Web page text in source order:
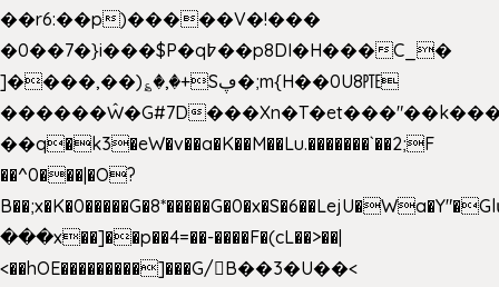
��r6:��p)�����V�!���
�0��7�}i���$P�q߈��p8DI�H���C_�
]����,��)؏�,�+Sڥ�;m{H��0U8㉐
������Ŵ�G#7D
��q�k3�eW�v��a�K��M��Lu.�������`��2;F
��^0���|�O?
���x��]��p��4=��-����F�(cL��>��|
<��hOE���������]���G/B��3�U��<